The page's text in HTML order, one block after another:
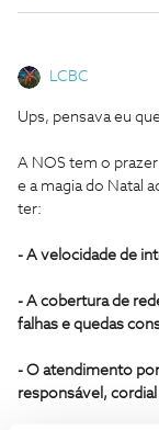
LCBC
Ups, pensava eu
A NOS tem o
e a magia do Natal
ter:
- A velocidade de
- A cobertura de
falhas e quedas
- O atendimento
responsável, cordial